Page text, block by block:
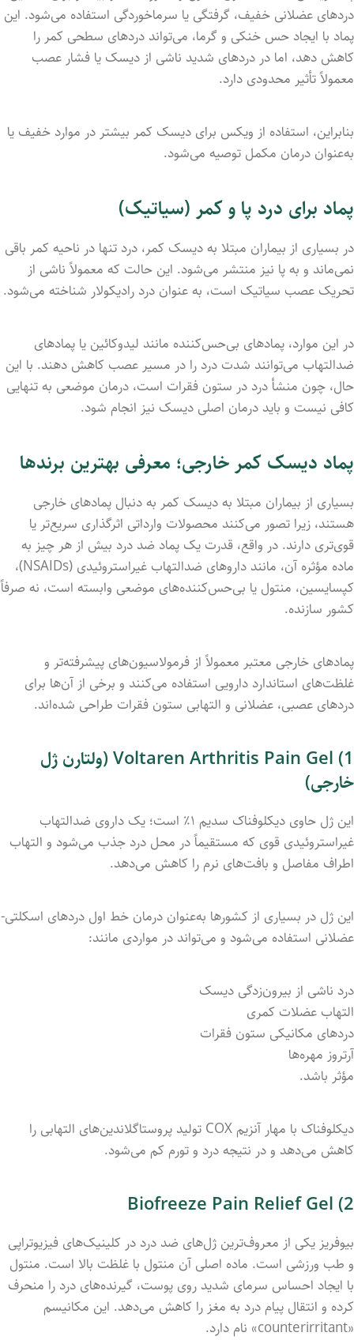
دردهای عضلانی خفیف، گرفتگی یا سرماخوردگی استفاده می‌شود. این
پماد با ایجاد حس خنکی و گرما، می‌تواند دردهای سطحی کمر را
کاهش دهد، اما در دردهای شدید ناشی از دیسک یا فشار عصب
معمولاً تأثیر محدودی دارد.
بنابراین، استفاده از ویکس برای دیسک کمر بیشتر در موارد خفیف یا
به‌عنوان درمان مکمل توصیه می‌شود.
پماد برای درد پا و کمر (سیاتیک)
در بسیاری از بیماران مبتلا به دیسک کمر، درد تنها در ناحیه کمر باقی
نمی‌ماند و به پا نیز منتشر می‌شود. این حالت که معمولاً ناشی از
تحریک عصب سیاتیک است، به عنوان درد رادیکولار شناخته می‌شود.
در این موارد، پمادهای بی‌حس‌کننده مانند لیدوکائین یا پمادهای
ضدالتهاب می‌توانند شدت درد را در مسیر عصب کاهش دهند. با این
حال، چون منشأ درد در ستون فقرات است، درمان موضعی به تنهایی
کافی نیست و باید درمان اصلی دیسک نیز انجام شود.
پماد دیسک کمر خارجی؛ معرفی بهترین برندها
بسیاری از بیماران مبتلا به دیسک کمر به دنبال پمادهای خارجی
هستند، زیرا تصور می‌کنند محصولات وارداتی اثرگذاری سریع‌تر یا
قوی‌تری دارند. در واقع، قدرت یک پماد ضد درد بیش از هر چیز به
ماده مؤثره آن، مانند داروهای ضدالتهاب غیراستروئیدی (NSAIDs)،
کپسایسین، منتول یا بی‌حس‌کننده‌های موضعی وابسته است، نه صرفاً
کشور سازنده.
پمادهای خارجی معتبر معمولاً از فرمولاسیون‌های پیشرفته‌تر و
غلظت‌های استاندارد دارویی استفاده می‌کنند و برخی از آن‌ها برای
دردهای عصبی، عضلانی و التهابی ستون فقرات طراحی شده‌اند.
1) Voltaren Arthritis Pain Gel (ولتارن ژل
خارجی)
این ژل حاوی دیکلوفناک سدیم ۱٪ است؛ یک داروی ضدالتهاب
غیراستروئیدی قوی که مستقیماً در محل درد جذب می‌شود و التهاب
اطراف مفاصل و بافت‌های نرم را کاهش می‌دهد.
این ژل در بسیاری از کشورها به‌عنوان درمان خط اول دردهای اسکلتی-
عضلانی استفاده می‌شود و می‌تواند در مواردی مانند:
درد ناشی از بیرون‌زدگی دیسک
التهاب عضلات کمری
دردهای مکانیکی ستون فقرات
آرتروز مهره‌ها
مؤثر باشد.
دیکلوفناک با مهار آنزیم COX تولید پروستاگلاندین‌های التهابی را
کاهش می‌دهد و در نتیجه درد و تورم کم می‌شود.
2) Biofreeze Pain Relief Gel
بیوفریز یکی از معروف‌ترین ژل‌های ضد درد در کلینیک‌های فیزیوتراپی
و طب ورزشی است. ماده اصلی آن منتول با غلظت بالا است. منتول
با ایجاد احساس سرمای شدید روی پوست، گیرنده‌های درد را منحرف
کرده و انتقال پیام درد به مغز را کاهش می‌دهد. این مکانیسم
«counterirritant» نام دارد.